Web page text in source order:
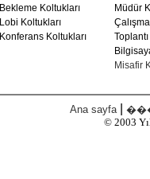
Bekleme Koltukları
Müdür
Lobi Koltukları
Konferans Koltukları
Misafir
Ana sayfa
© 2003